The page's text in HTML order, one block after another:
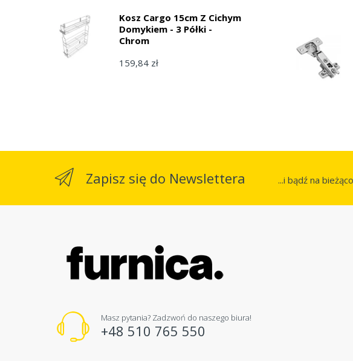
Kosz Cargo 15cm Z Cichym
Domykiem - 3 Półki -
Chrom
159,84 zł
Zapisz się do Newslettera ...i bądź na
Masz pytania? Zadzwoń do naszego biura!
+48 510 765 550